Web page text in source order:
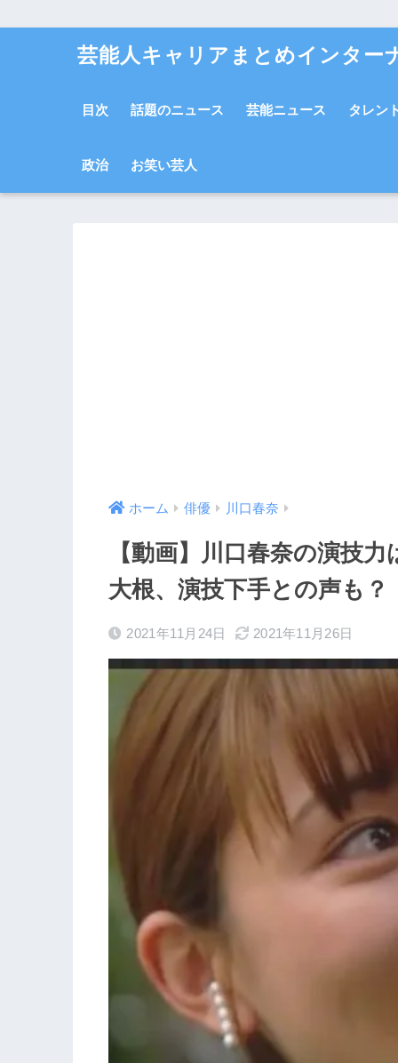
芸能人キャリアまとめインター
目次 話題のニュース 芸能ニュース タレン
政治 お笑い芸人
ホーム 俳優 川口春奈
【動画】川口春奈の演技
大根、演技下手との声も？
2021年11月24日 2021年11月26日